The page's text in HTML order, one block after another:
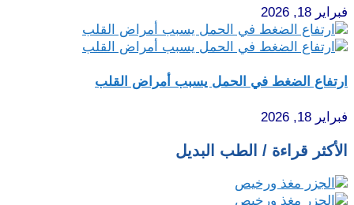
فبراير 18, 2026
ارتفاع الضغط في الحمل يسبب أمراض القلب
فبراير 18, 2026
الأكثر قراءة / الطب البديل